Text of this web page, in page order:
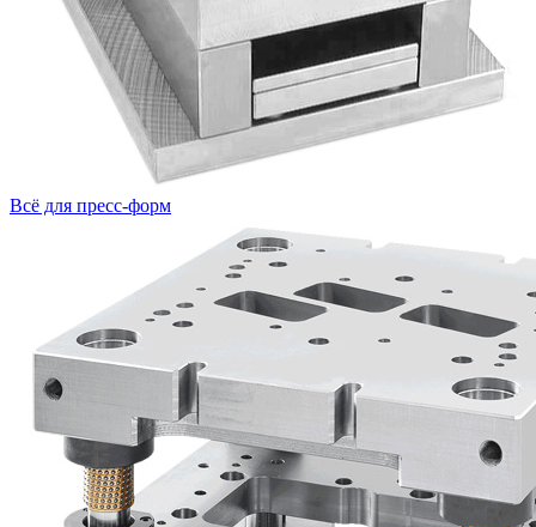
Всё для пресс-форм